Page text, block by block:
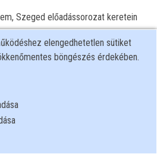
Szeged előadássorozat keretein
elengedhetetlen sütiket
böngészés érdekében.